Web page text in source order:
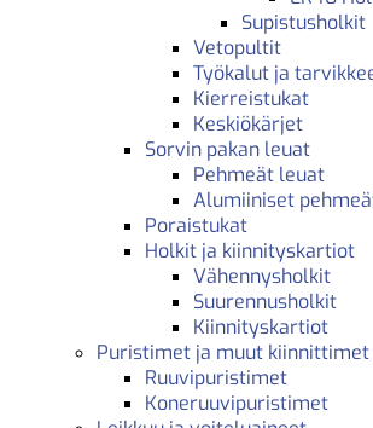
Supistusholkit
Vetopultit
Työkalut ja
Kierreistukat
Keskiökärjet
Sorvin pakan leuat
Pehmeät leuat
Alumiiniset
Poraistukat
Holkit ja kiinnityskartiot
Vähennysholkit
Suurennusholkit
Kiinnityskartiot
Puristimet ja muut kiinnittimet
Ruuvipuristimet
Koneruuvipuristimet